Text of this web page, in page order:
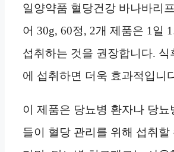
일양약품 혈당건강 바나바리
어 30g, 60정, 2개 제품은 1일
섭취하는 것을 권장합니다. 식
에 섭취하면 더욱 효과적입니
이 제품은 당뇨병 환자나 당뇨
들이 혈당 관리를 위해 섭취할